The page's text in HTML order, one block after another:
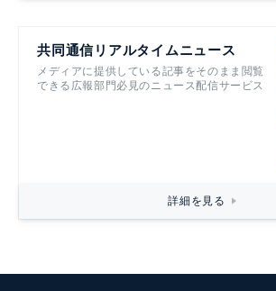
共同通信リアルタイムニュース
メディアに提供している記事をそのまま閲覧
できる広報部門必見のニュース配信サービス
詳細を見る